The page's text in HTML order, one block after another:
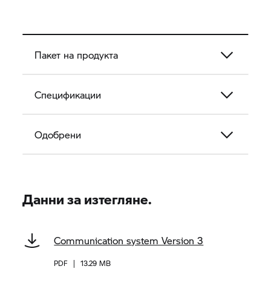
Пакет на продукта
Спецификации
Одобрени
Данни за изтегляне.
Communication system Version 3
PDF | 13.29 MB